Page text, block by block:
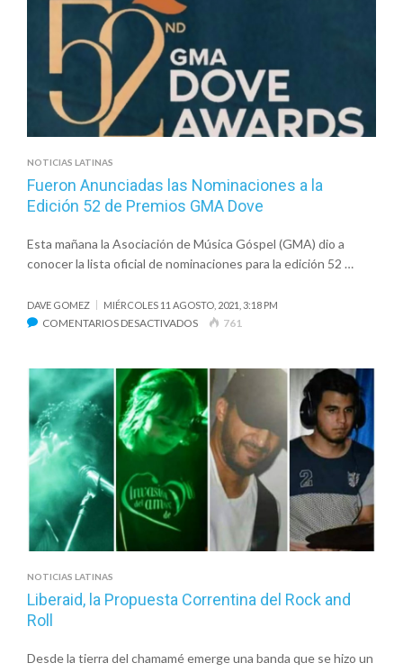
HOPE
WORSHIP
CON
BANI
MUÑOZ
NOTICIAS LATINAS
Fueron Anunciadas las Nominaciones a la
Edición 52 de Premios GMA Dove
Esta mañana la Asociación de Música Góspel (GMA) dio a
conocer la lista oficial de nominaciones para la edición 52 …
DAVE GOMEZ MIÉRCOLES 11 AGOSTO, 2021, 3:18 PM
COMENTARIOS DESACTIVADOSEN
NOMINACIONES
A
LA
EDICIÓN
PREMIOS
GMA
DOVE
761
NOTICIAS LATINAS
Liberaid, la Propuesta Correntina del Rock and
Roll
Desde la tierra del chamamé emerge una banda que se hizo un